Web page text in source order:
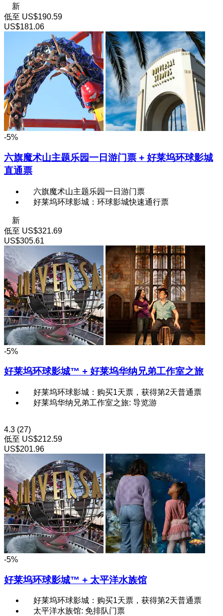
新
低至 US$190.59
US$181.06
-5%
六旗魔术山主题乐园一日游门票 + 好莱坞环球影城
直通票
六旗魔术山主题乐园一日游门票
好莱坞环球影城：环球影城快速通行票
新
低至 US$321.69
US$305.61
-5%
好莱坞环球影城™ + 好莱坞华纳兄弟工作室之旅
好莱坞环球影城：购买1天票，获得第2天普通票
好莱坞华纳兄弟工作室之旅: 导览游
4.3 (27)
低至 US$212.59
US$201.96
-5%
好莱坞环球影城™ + 太平洋水族馆
好莱坞环球影城：购买1天票，获得第2天普通票
太平洋水族馆: 免排队门票